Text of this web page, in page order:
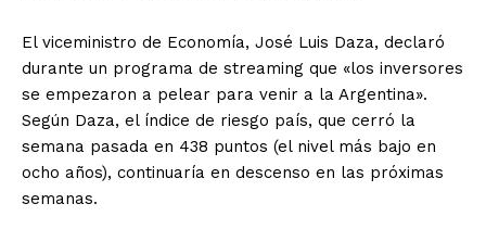
El viceministro de Economía, José Luis Daza, declaró
durante un programa de streaming que «los inversores
se empezaron a pelear para venir a la Argentina».
Según Daza, el índice de riesgo país, que cerró la
semana pasada en 438 puntos (el nivel más bajo en
ocho años), continuaría en descenso en las próximas
semanas.